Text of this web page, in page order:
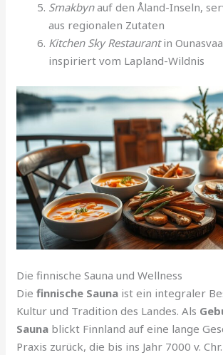
Smakbynauf den Åland-Inseln,
aus regionalen Zutaten
Kitchen Sky Restaurantin
inspiriert vom Lapland-Wildnis
Die finnische Sauna und Wellness
Diefinnische Sauna ist ein integraler
Kultur und Tradition des Landes. Als
Sauna blickt Finnland auf eine lange
Praxis zurück, die bis ins Jahr 7000 v.